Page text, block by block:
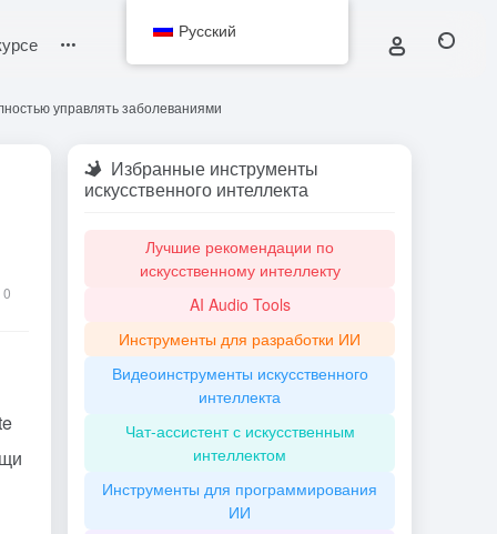
управлять заболеваниями
0
Избранные инструменты
искусственного интеллекта
Лучшие рекомендации по
искусственному интеллекту
AI Audio Tools
Инструменты для разработки ИИ
Видеоинструменты искусственного
интеллекта
Чат-ассистент с искусственным
интеллектом
Инструменты для программирования
ИИ
Русский